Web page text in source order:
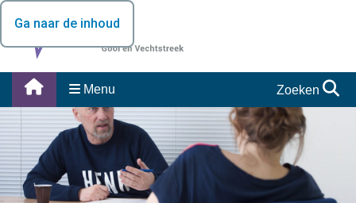
Ga naar de inhoud
Menu Zoeken